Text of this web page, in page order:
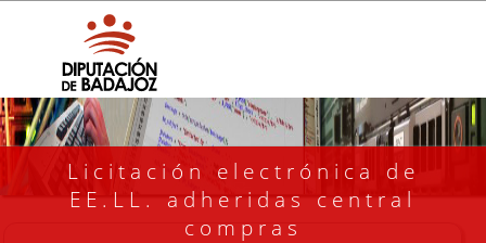
Licitación electrónica de
EE.LL. adheridas central
compras